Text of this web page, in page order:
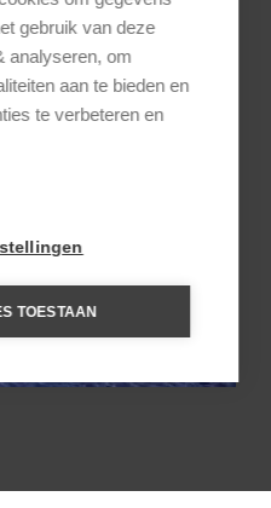
gebruik van deze
analyseren, om
aan te bieden en
te verbeteren en
TOESTAAN